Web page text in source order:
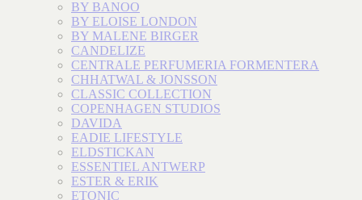
BY BANOO
BY ELOISE LONDON
BY MALENE BIRGER
CANDELIZE
CENTRALE PERFUMERIA FORMENTERA
CHHATWAL & JONSSON
CLASSIC COLLECTION
COPENHAGEN STUDIOS
DAVIDA
EADIE LIFESTYLE
ELDSTICKAN
ESSENTIEL ANTWERP
ESTER & ERIK
ETONIC